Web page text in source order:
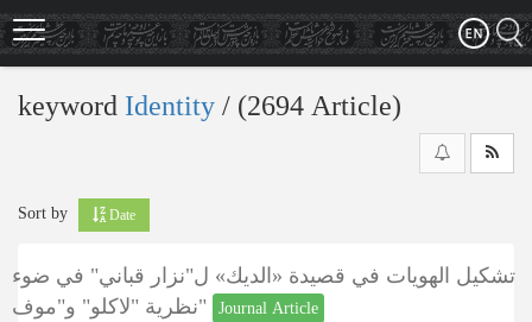
Skip
to
main
keyword Identity ‎/ (2694 Article)
Sort by Date
تشكيل الهويات في قصيدة «الديك» ل"نزار قباني" في ضوء
نظرية "لاكلو" و"موف"
Journal Article